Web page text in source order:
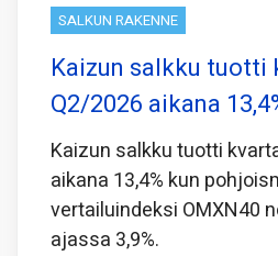
SALKUN RAKENNE
Kaizun salkku tuotti
Q2/2026 aikana
Kaizun salkku tuotti
aikana 13,4% kun
vertailuindeksi OMXN40
ajassa 3,9%.